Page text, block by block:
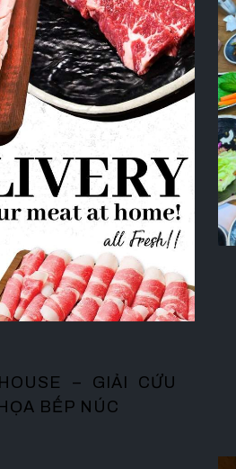
– GIẢI CỨU
BẾP NÚC